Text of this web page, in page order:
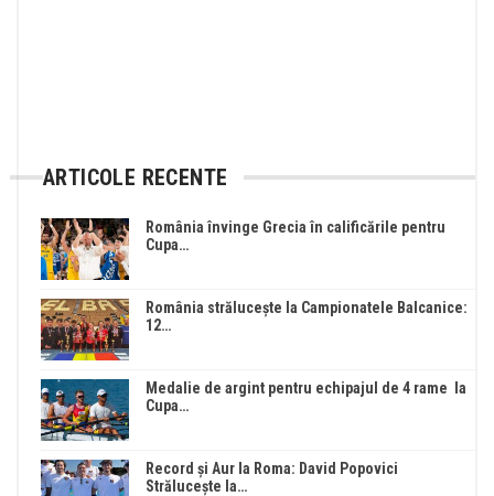
ARTICOLE RECENTE
România învinge Grecia în calificările pentru
Cupa…
România strălucește la Campionatele Balcanice:
12…
Medalie de argint pentru echipajul de 4 rame la
Cupa…
Record și Aur la Roma: David Popovici
Strălucește la…